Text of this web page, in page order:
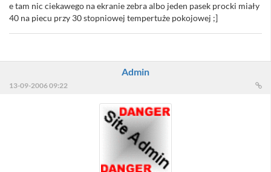
e tam nic ciekawego na ekranie zebra albo jeden pasek procki miały
40 na piecu przy 30 stopniowej tempertuże pokojowej ;]
Admin
13-09-2006 09:22